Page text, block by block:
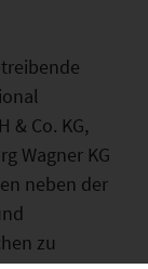
& Co. KG,
Wagner KG
neben der
zu